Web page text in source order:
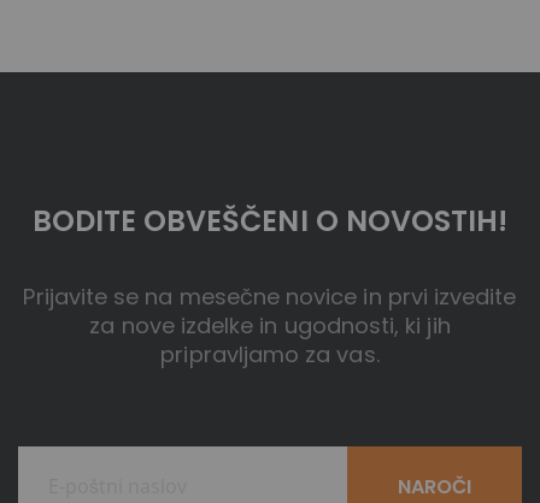
BODITE OBVEŠČENI O NOVOSTIH!
Prijavite se na mesečne novice in prvi izvedite
za nove izdelke in ugodnosti, ki jih
pripravljamo za vas.
NAROČI